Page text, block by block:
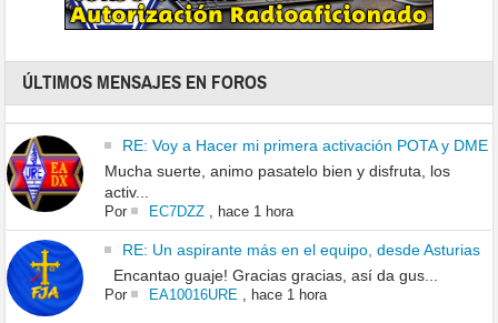
ÚLTIMOS MENSAJES EN FOROS
RE: Voy a Hacer mi primera activación POTA y DME
Mucha suerte, animo pasatelo bien y disfruta, los
activ...
Por EC7DZZ, hace 1 hora
RE: Un aspirante más en el equipo, desde Asturias
Encantao guaje! Gracias gracias, así da gus...
Por EA10016URE hace 1 hora